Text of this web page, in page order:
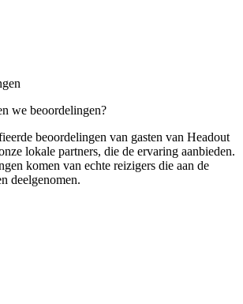
we beoordelingen?
beoordelingen van gasten van Headout
lokale partners, die de ervaring aanbieden.
komen van echte reizigers die aan de
deelgenomen.